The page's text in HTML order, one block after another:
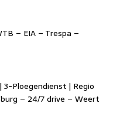
– EIA – Trespa –
Ploegendienst | Regio
– 24/7 drive – Weert